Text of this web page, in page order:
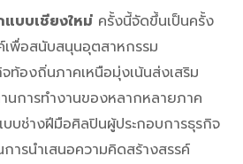
บบเชียงใหม่ ครั้งนี้จัดขึ้นเป็นครั้ง
พื่อสนับสนุนอุตสาหกรรม
ท้องถิ่นภาคเหนือมุ่งเน้นส่งเสริม
การทำงานของหลากหลายภาค
บช่างฝีมือศิลปินผู้ประกอบการธุรกิจ
ารนำเสนอความคิดสร้างสรรค์